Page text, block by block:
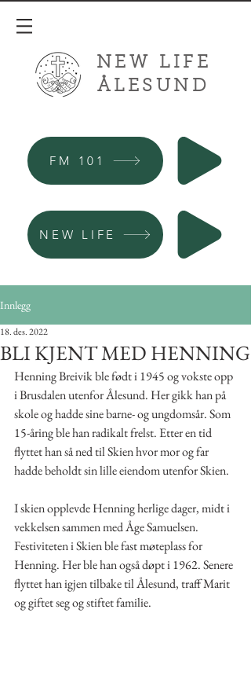
NEW LIFE
ÅLESUND
FM 101
NEW LIFE
Innlegg
BLI KJENT MED HENNING
18. des. 2022
Henning Breivik ble født i 1945 og vokste opp
i Brusdalen utenfor Ålesund. Her gikk han på
skole og hadde sine barne- og ungdomsår. Som
15-åring ble han radikalt frelst. Etter en tid
flyttet han så ned til Skien hvor mor og far
hadde beholdt sin lille eiendom utenfor Skien.
I skien opplevde Henning herlige dager, midt i
vekkelsen sammen med Åge Samuelsen.
Festiviteten i Skien ble fast møteplass for
Henning. Her ble han også døpt i 1962. Senere
flyttet han igjen tilbake til Ålesund, traff Marit
og giftet seg og stiftet familie.